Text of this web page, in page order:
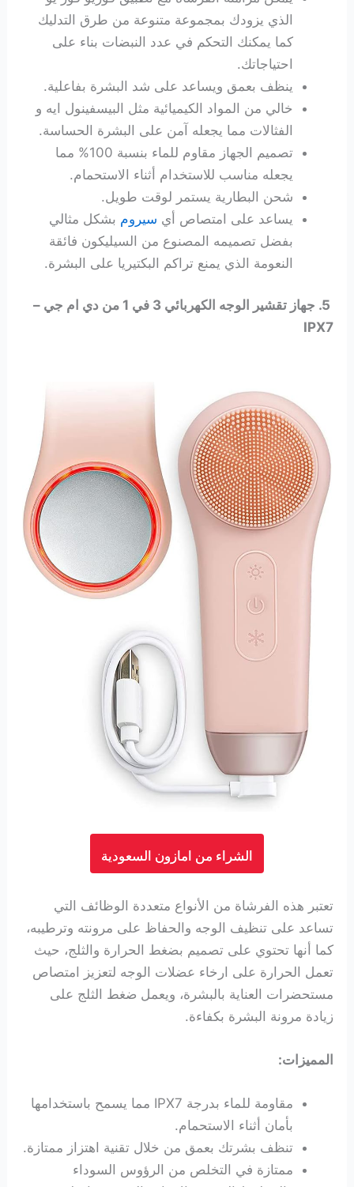
الذي يزودك بمجموعة متنوعة من طرق التدليك
كما يمكنك التحكم في عدد النبضات بناء على
احتياجاتك.
ينظف بعمق ويساعد على شد البشرة بفاعلية.
خالي من المواد الكيميائية مثل البيسفينول ايه و
الفثالات مما يجعله آمن على البشرة الحساسة.
تصميم الجهاز مقاوم للماء
بنسبة 100% مما
يجعله مناسب للاستخدام أثناء الاستحمام.
شحن البطارية يستمر لوقت طويل.
يساعد على امتصاص أي سيروم بشكل مثالي
بفضل تصميمه المصنوع من السيليكون فائقة
النعومة الذي يمنع تراكم البكتيريا على البشرة.
5. جهاز تقشير الوجه الكهربائي 3 في 1 من دي ام جي –
IPX7
الشراء من امازون السعودية
تعتبر هذه الفرشاة من الأنواع متعددة الوظائف التي
تساعد على تنظيف الوجه والحفاظ على مرونته وترطيبه،
كما أنها تحتوي على تصميم بضغط الحرارة والثلج، حيث
تعمل الحرارة على ارخاء عضلات الوجه لتعزيز امتصاص
مستحضرات العناية بالبشرة، ويعمل ضغط الثلج على
زيادة مرونة البشرة بكفاءة.
المميزات:
مقاومة للماء بدرجة IPX7 مما يسمح باستخدامها
بأمان أثناء الاستحمام.
تنظف بشرتك بعمق من خلال تقنية اهتزاز ممتازة.
ممتازة في التخلص من الرؤوس السوداء